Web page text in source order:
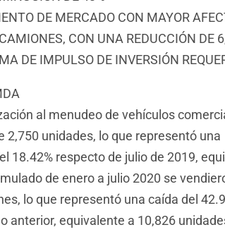
DE MERCADO CON MAYOR
CON UNA REDUCCIÓN DE
DE IMPULSO DE INVERSIÓN
al menudeo de vehículos
2,750 unidades, lo que representó una
18.42% respecto de julio de 2019,
de enero a julio 2020 se
lo que representó una caída del
anterior, equivalente a 10,826